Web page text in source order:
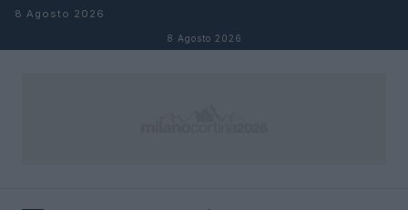
Salta al contenuto
8 Agosto 2026
8 Agosto 2026